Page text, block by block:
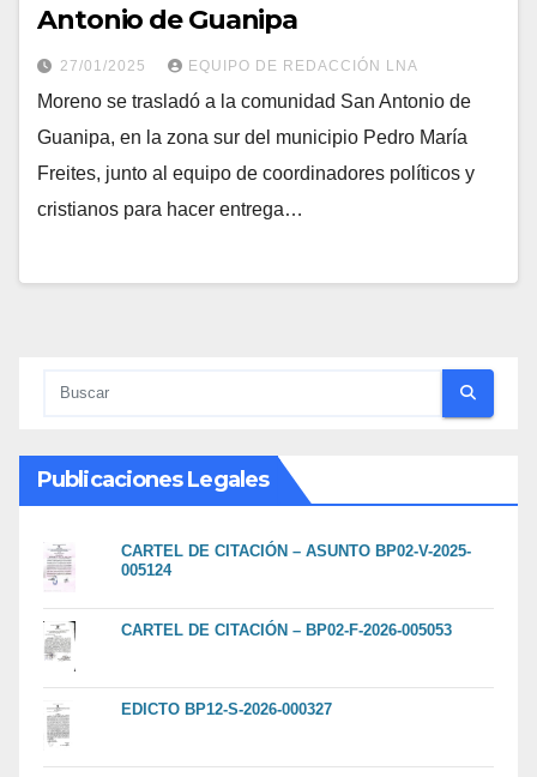
Antonio de Guanipa
27/01/2025 EQUIPO DE REDACCIÓN LNA
Moreno se trasladó a la comunidad San Antonio de
Guanipa, en la zona sur del municipio Pedro María
Freites, junto al equipo de coordinadores políticos y
cristianos para hacer entrega…
Publicaciones Legales
CARTEL DE CITACIÓN – ASUNTO BP02-V-2025-
005124
CARTEL DE CITACIÓN – BP02-F-2026-005053
EDICTO BP12-S-2026-000327